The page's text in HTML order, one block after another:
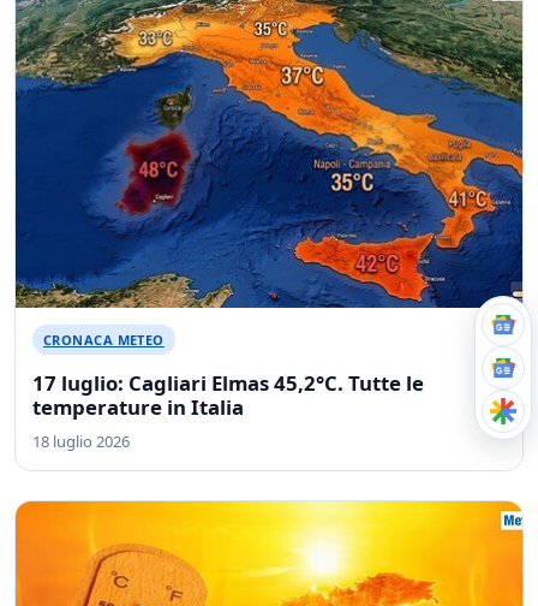
CRONACA METEO
17 luglio: Cagliari Elmas 45,2°C. Tutte le
temperature in Italia
18 luglio 2026